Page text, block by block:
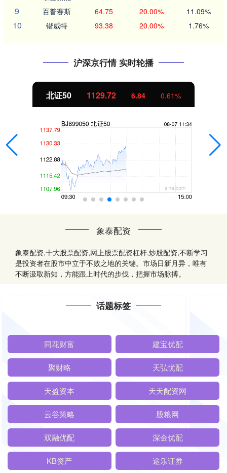
9 百普赛斯 64.75 20.00% 11.09%
10 锴威特 93.38 20.00% 1.76%
沪深京行情 实时轮播
北证50 1129.72 6.84 0.61%
象泰配资
象泰配资,十大股票配资,网上股票配资杠杆,炒股配资,不断学习
是投资者在股市中立于不败之地的关键。市场日新月异，唯有
不断汲取新知，方能跟上时代的步伐，把握市场脉搏。
话题标签
同花财富 建宝优配
聚财略 天弘忧配
天盈资本 天天配资网
云谷策略 股粮网
双融优配 深金优配
KB资产 途乐证券